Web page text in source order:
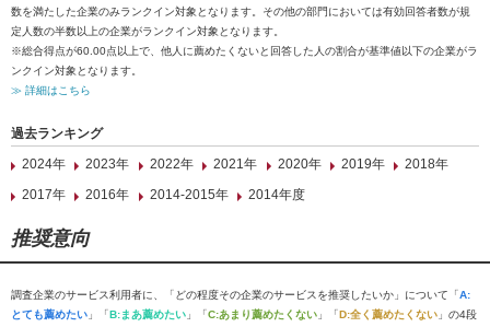
数を満たした企業のみランクイン対象となります。その他の部門においては有効回答者数が規
定人数の半数以上の企業がランクイン対象となります。
※総合得点が60.00点以上で、他人に薦めたくないと回答した人の割合が基準値以下の企業がラ
ンクイン対象となります。
≫ 詳細はこちら
過去ランキング
2024年
2023年 2022年 2021年 2020年 2019年
2018年
2017年
2016年 2014-2015年 2014年度
推奨意向
調査企業のサービス利用者に、「どの程度その企業のサービスを推奨したいか」について「A:
とても薦めたい 」「B:まあ薦めたい 」「C:あまり薦めたくない 」「D:全く薦めたくない 」の4段